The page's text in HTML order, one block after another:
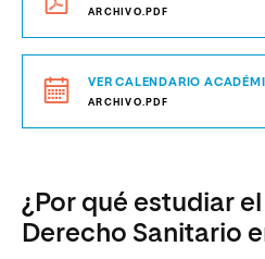
ARCHIVO.PDF
VER CALENDARIO
ARCHIVO.PDF
¿Por qué estudiar
Derecho Sanitario